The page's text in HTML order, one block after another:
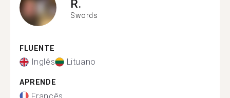
R.
Swords
FLUENTE
Inglês Lituano
APRENDE
Francês